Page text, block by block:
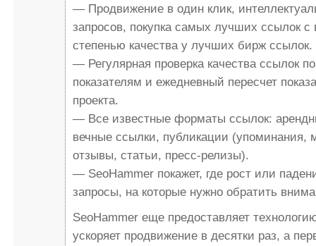
— Продвижение в один клик,
запросов, покупка самых лучших ссылок с
степенью качества у лучших бирж ссылок.
— Регулярная проверка качества ссылок
показателям и ежедневный пересчет
проекта.
— Все известные форматы ссылок:
вечные ссылки, публикации (упоминания,
отзывы, статьи, пресс-релизы).
— SeoHammer покажет, где рост или
запросы, на которые нужно обратить
SeoHammer еще предоставляет
ускоряет продвижение в десятки раз, а